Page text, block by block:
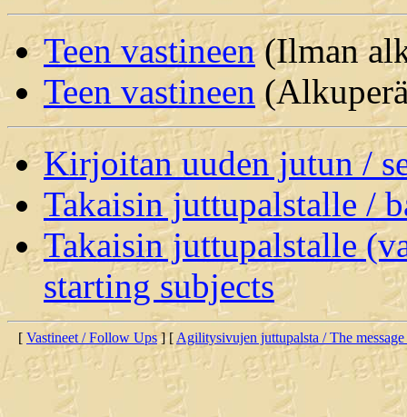
Teen vastineen(Ilman
Teen vastineen
Kirjoitan uuden jutun /
Takaisin juttupalstalle /
Takaisin juttupalstalle
starting subjects
[ Vastineet / Follow Ups] [Agilitysivujen juttupalsta / The